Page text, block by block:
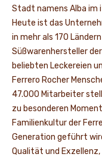
Stadt namens Alba im
Heute ist das
in mehr als 170
Süßwarenhersteller
beliebten Leckereien
Ferrero Rocher
47.000 Mitarbeiter
zu besonderen
Familienkultur der
Generation geführt
Qualität und